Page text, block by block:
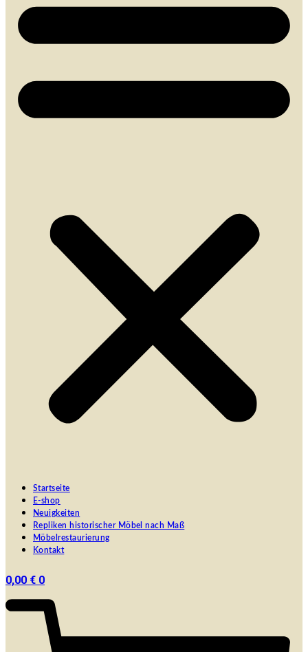
Startseite
E-shop
Neuigkeiten
Repliken historischer Möbel nach Maß
Möbelrestaurierung
Kontakt
0,00 € 0